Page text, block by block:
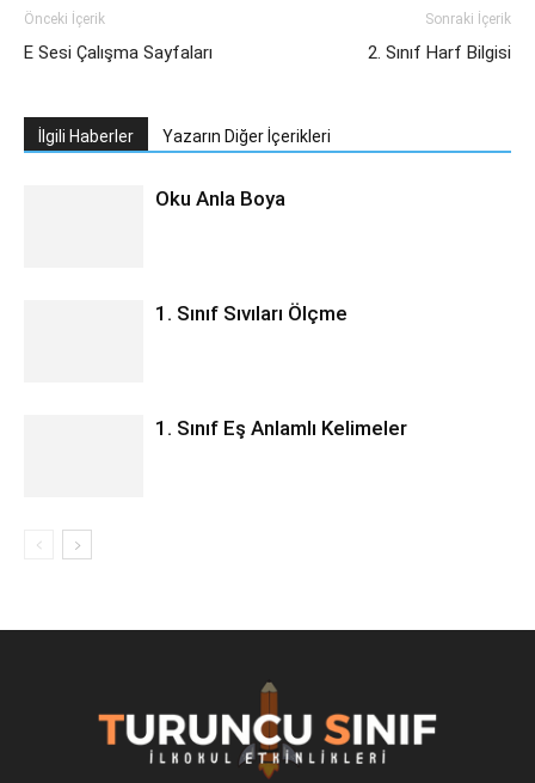
Önceki İçerik
E Sesi Çalışma Sayfaları
Sonraki İçerik
2. Sınıf Harf Bilgisi
İlgili Haberler Yazarın Diğer İçerikleri
Oku Anla Boya
1. Sınıf Sıvıları Ölçme
1. Sınıf Eş Anlamlı Kelimeler